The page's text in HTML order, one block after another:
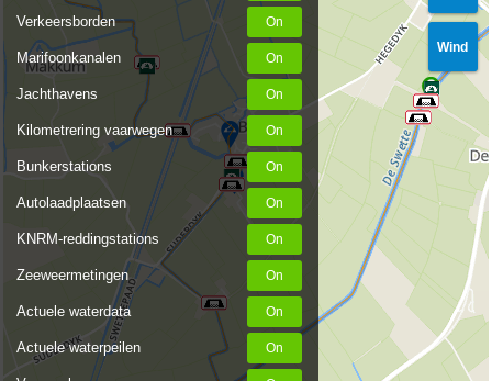
Verkeersborden
Marifoonkanalen
Jachthavens
Kilometrering vaarwegen
Bunkerstations
Autolaadplaatsen
KNRM-reddingstations
Zeeweermetingen
Actuele waterdata
Actuele waterpeilen
Wind